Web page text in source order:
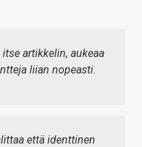
artikkelin, aukeaa
liian nopeasti.
että identtinen